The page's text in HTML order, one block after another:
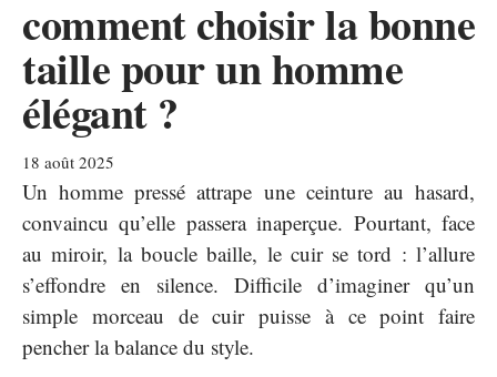
comment choisir la bonne
taille pour un homme
élégant ?
18 août 2025
Un homme pressé attrape une ceinture au hasard,
convaincu qu’elle passera inaperçue. Pourtant, face
au miroir, la boucle baille, le cuir se tord : l’allure
s’effondre en silence. Difficile d’imaginer qu’un
simple morceau de cuir puisse à ce point faire
pencher la balance du style.